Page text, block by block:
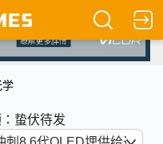
学
蛰伏待发